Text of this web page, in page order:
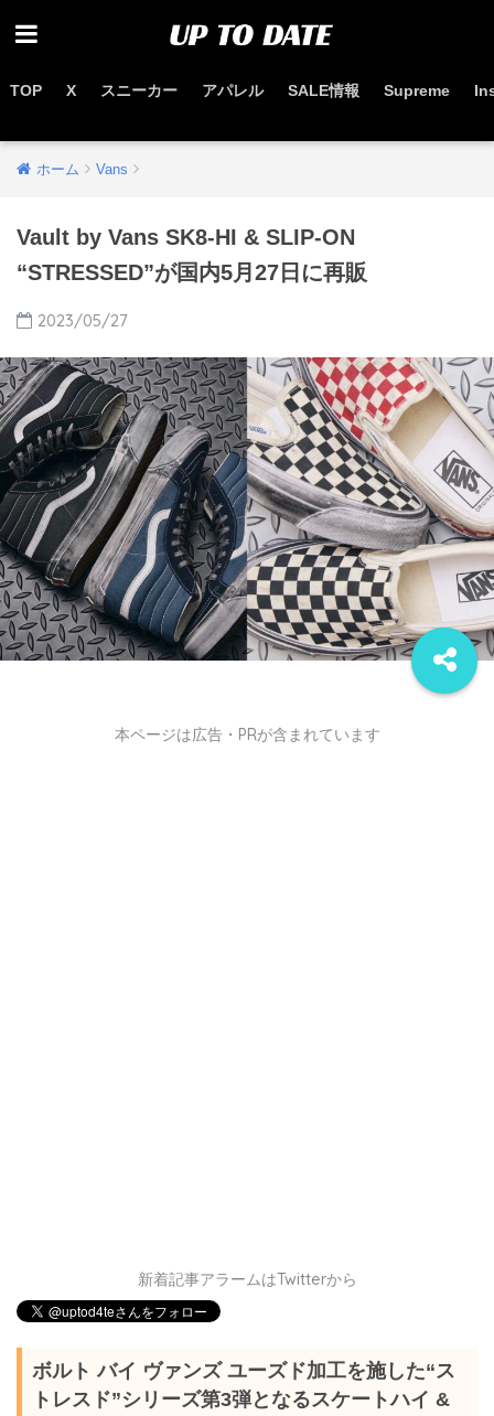
TOP X スニーカー アパレル SALE情報 Supreme
ホーム Vans
Vault by Vans SK8-HI & SLIP-ON
“STRESSED”が国内5月27日に再販
2023/05/27
本ページは広告・PRが含まれています
新着記事アラームはTwitterから
ボルト バイ ヴァンズ ユーズド加工を施した“ス
トレスド”シリーズ第3弾となるスケートハイ &